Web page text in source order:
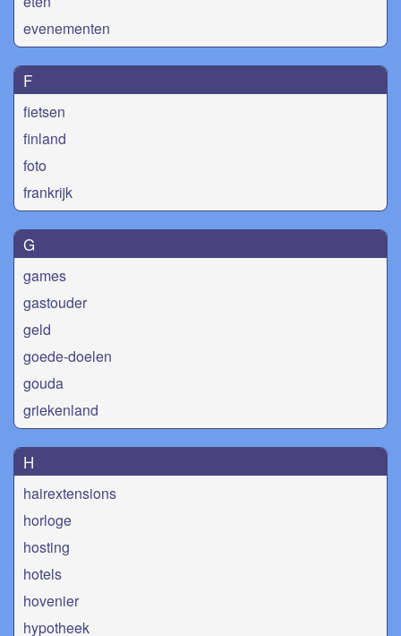
evenementen
F
fietsen
finland
foto
frankrijk
G
games
gastouder
geld
goede-doelen
gouda
griekenland
H
hairextensions
horloge
hosting
hotels
hovenier
hypotheek